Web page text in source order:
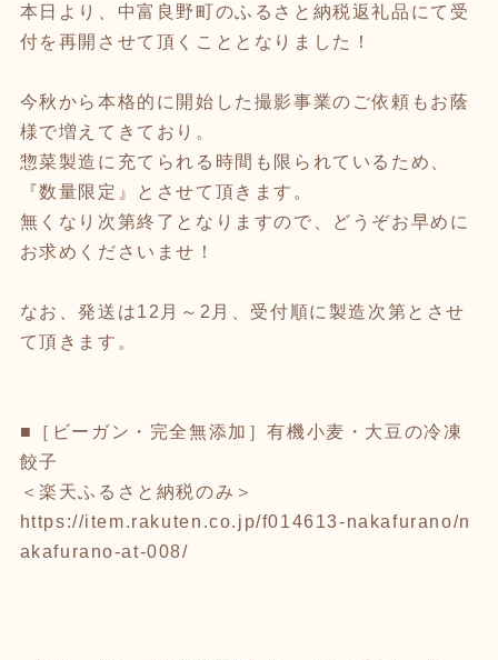
本日より、中富良野町のふるさと納税返礼品にて受
付を再開させて頂くこととなりました！
今秋から本格的に開始した撮影事業のご依頼もお蔭
様で増えてきており。
惣菜製造に充てられる時間も限られているため、
『数量限定』とさせて頂きます。
無くなり次第終了となりますので、どうぞお早めに
お求めくださいませ！
なお、発送は12月～2月、受付順に製造次第とさせ
て頂きます。
■［ビーガン・完全無添加］有機小麦・大豆の冷凍
餃子
＜楽天ふるさと納税のみ＞
https://item.rakuten.co.jp/f014613-nakafurano/n
akafurano-at-008/